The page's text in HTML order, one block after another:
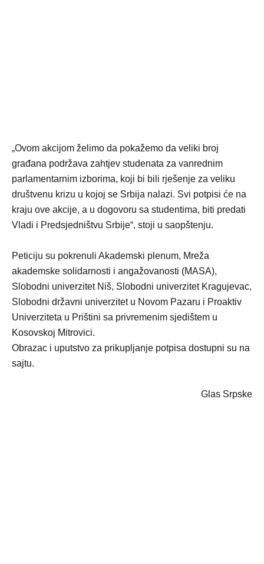
„Ovom akcijom želimo da pokažemo da veliki broj
građana podržava zahtjev studenata za vanrednim
parlamentarnim izborima, koji bi bili rješenje za veliku
društvenu krizu u kojoj se Srbija nalazi. Svi potpisi će na
kraju ove akcije, a u dogovoru sa studentima, biti predati
Vladi i Predsjedništvu Srbije“, stoji u saopštenju.
Peticiju su pokrenuli Akademski plenum, Mreža
akademske solidarnosti i angažovanosti (MASA),
Slobodni univerzitet Niš, Slobodni univerzitet Kragujevac,
Slobodni državni univerzitet u Novom Pazaru i Proaktiv
Univerziteta u Prištini sa privremenim sjedištem u
Kosovskoj Mitrovici.
Obrazac i uputstvo za prikupljanje potpisa dostupni su na
sajtu.
Glas Srpske